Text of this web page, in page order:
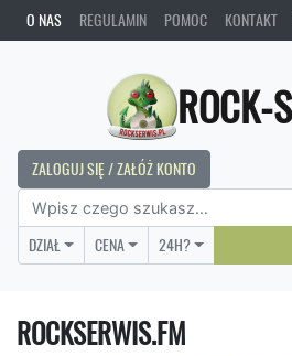
O NAS REGULAMIN POMOC KONTAKT
ROCK-
ZALOGUJ SIĘ / ZAŁÓŻ KONTO
DZIAŁ CENA 24H?
ROCKSERWIS.FM